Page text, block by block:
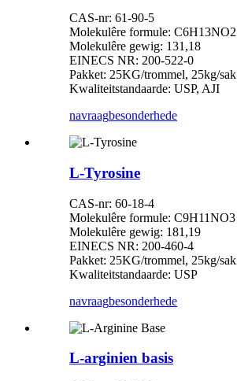
CAS-nr: 61-90-5
Molekulêre formule: C6H13NO2
Molekulêre gewig: 131,18
EINECS NR: 200-522-0
Pakket: 25KG/trommel, 25kg/sak
Kwaliteitstandaarde: USP, AJI
navraagbesonderhede
L-Tyrosine
CAS-nr: 60-18-4
Molekulêre formule: C9H11NO3
Molekulêre gewig: 181,19
EINECS NR: 200-460-4
Pakket: 25KG/trommel, 25kg/sak
Kwaliteitstandaarde: USP
navraagbesonderhede
L-arginien basis